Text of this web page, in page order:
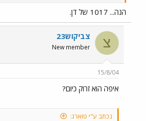
הנה... 1017 של דן.
צ צביקוש23
New member
15/8/04
איפה הוא זרוק כיום?
נכתב ע"י טוארג: